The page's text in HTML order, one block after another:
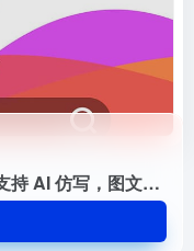
一个免费图文AI创作工具，支持 AI 仿写，图文生成，敏感词检测，图片去水印等等